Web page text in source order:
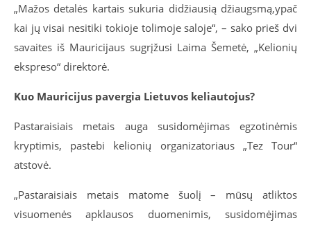
„Mažos detalės kartais sukuria didžiausią džiaugsmą,ypač
kai jų visai nesitiki tokioje tolimoje saloje“, – sako prieš dvi
savaites iš Mauricijaus sugrįžusi Laima Šemetė, „Kelionių
ekspreso“ direktorė.
Kuo Mauricijus pavergia Lietuvos keliautojus?
Pastaraisiais metais auga susidomėjimas egzotinėmis
kryptimis, pastebi kelionių organizatoriaus „Tez Tour“
atstovė.
„Pastaraisiais metais matome šuolį – mūsų atliktos
visuomenės apklausos duomenimis, susidomėjimas